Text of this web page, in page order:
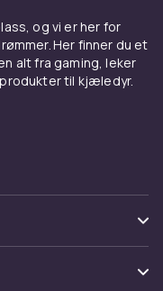
og vi er her for
Her finner du et
alt fra gaming, leker
til kjæledyr.